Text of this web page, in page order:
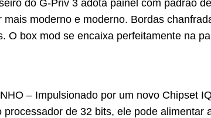
do G-Priv 3 adota painel com padrão
moderno e moderno. Bordas
O box mod se encaixa perfeitamente na
– Impulsionado por um novo Chipset
de 32 bits, ele pode